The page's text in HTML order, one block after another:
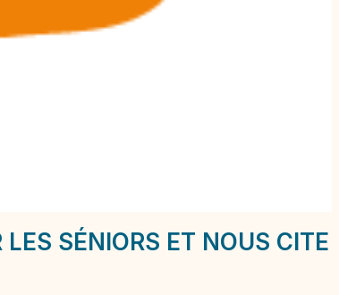
SÉNIORS ET NOUS CITE